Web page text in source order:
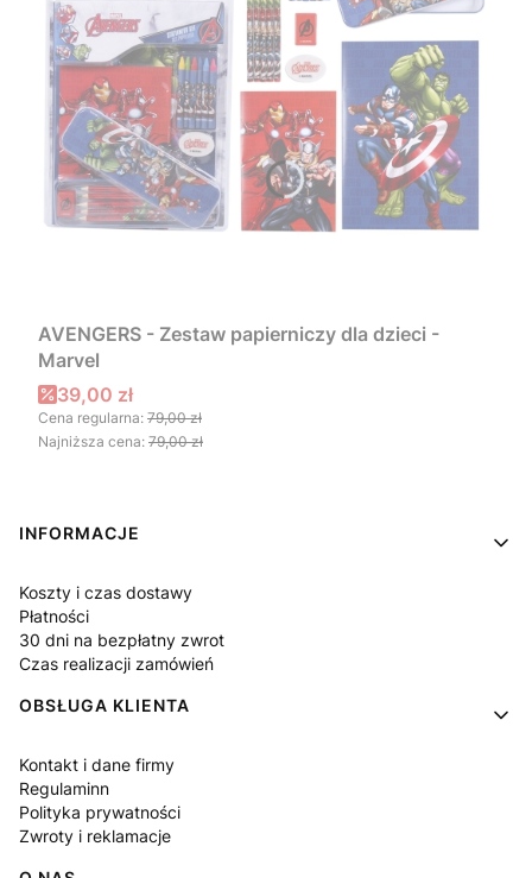
AVENGERS - Zestaw papierniczy dla dzieci -
Marvel
Cena promocyjna
39,00 zł
Cena regularna: 79,00 zł
Najniższa cena: 79,00 zł
Linki w stopce
INFORMACJE
Koszty i czas dostawy
Płatności
30 dni na bezpłatny zwrot
Czas realizacji zamówień
OBSŁUGA KLIENTA
Kontakt i dane firmy
Regulaminn
Polityka prywatności
Zwroty i reklamacje